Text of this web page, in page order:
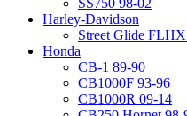
SS750 98-02
Harley-Davidson
Street Glide
Honda
CB-1 89-90
CB1000F 93-96
CB1000R 09-14